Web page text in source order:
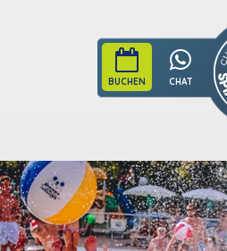
BUCHEN CHAT